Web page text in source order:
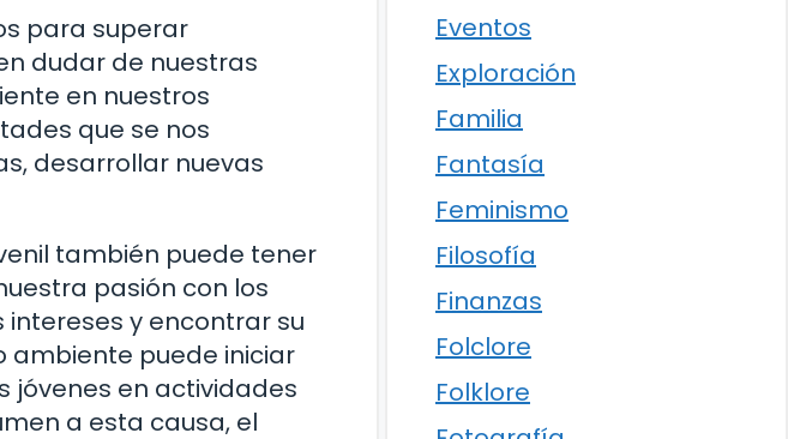
para superar
dudar de nuestras
en nuestros
que se nos
desarrollar nuevas
también puede tener
pasión con los
y encontrar su
ambiente puede iniciar
jóvenes en actividades
a esta causa, el
Eventos
Exploración
Familia
Fantasía
Feminismo
Filosofía
Finanzas
Folclore
Folklore